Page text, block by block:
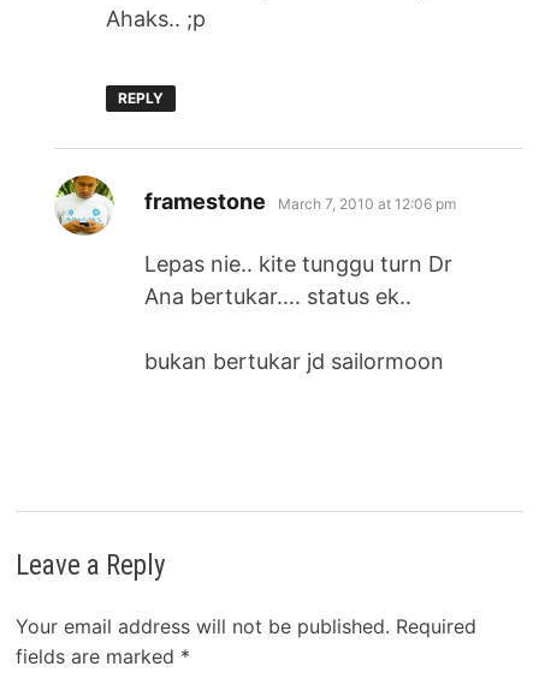
Ahaks.. ;p
REPLY
framestone says:
March 7, 2010 at 12:06 pm
Lepas nie.. kite tunggu turn Dr
Ana bertukar…. status ek..
bukan bertukar jd sailormoon
Leave a Reply
Your email address will not be published. Required
fields are marked *